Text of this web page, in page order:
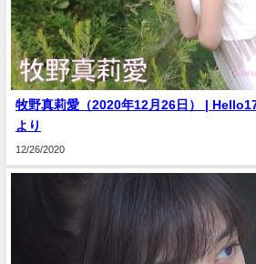
牧野真莉愛（2020年12月26日） |
より
12/26/2020